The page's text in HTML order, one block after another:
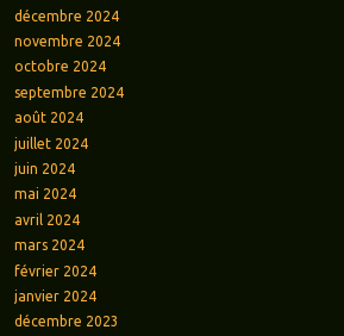
décembre 2024
novembre 2024
octobre 2024
septembre 2024
août 2024
juillet 2024
juin 2024
mai 2024
avril 2024
mars 2024
février 2024
janvier 2024
décembre 2023